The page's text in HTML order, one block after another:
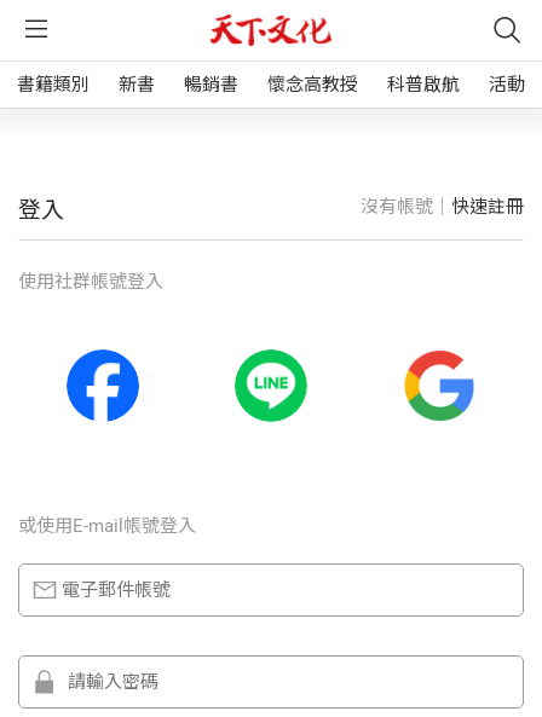
書籍類別 新書 暢銷書 懷念高教授 科普啟航 活動
登入 沒有帳號｜ 快速註冊
使⽤社群帳號登入
或使⽤E-mail帳號登入